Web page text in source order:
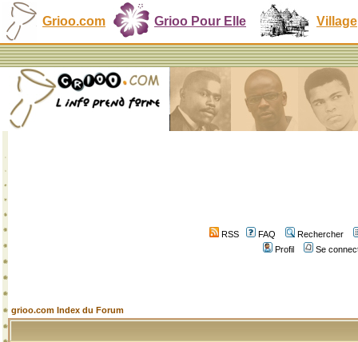
Grioo.com Grioo Pour Elle Village
RSS FAQ
Rechercher
Profil
Se
grioo.com Index du Forum